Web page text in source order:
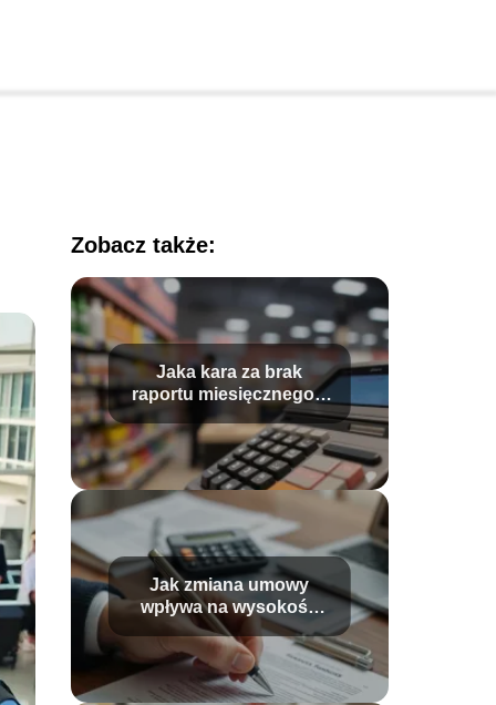
Zobacz także:
Jaka kara za brak
raportu miesięcznego z
kasy fiskalnej?
Jak zmiana umowy
wpływa na wysokość
wypłaty?